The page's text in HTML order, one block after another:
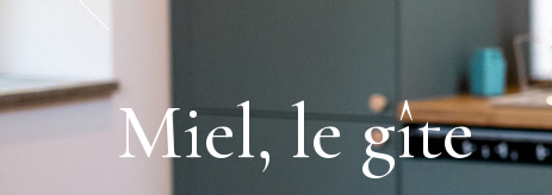
Miel, le gîte